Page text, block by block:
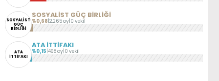
SOSYALİST
GÜÇ
BİRLİĞİ
SOSYALİST GÜÇ BİRLİĞİ
%0,68 2.265 oy 0 vekil
ATA
İTTİFAKI
ATA İTTİFAKI
%0,15 498 oy 0 vekil